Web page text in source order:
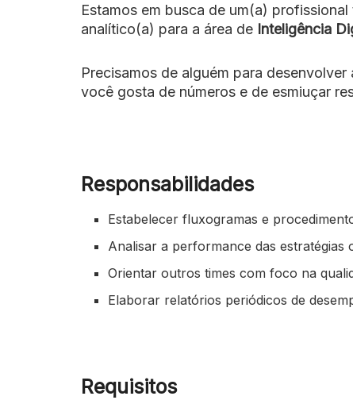
Estamos em busca de um(a)
analítico(a) para a área de Inteligência
Precisamos de alguém para
você gosta de números e de esmiuçar
Responsabilidades
Estabelecer fluxogramas e
Analisar a performance das estratégias
Orientar outros times com foco na
Elaborar relatórios periódicos de
Requisitos